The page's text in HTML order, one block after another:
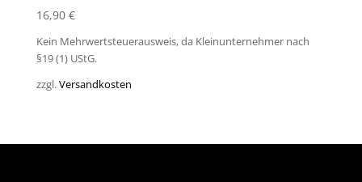
16,90 €
Kein Mehrwertsteuerausweis, da Kleinunternehmer nach
§19 (1) UStG.
zzgl.Versandkosten